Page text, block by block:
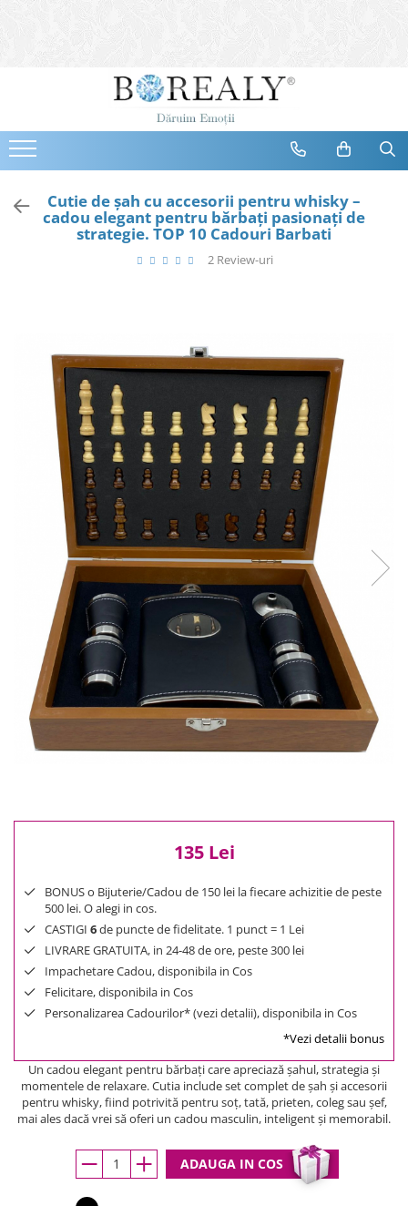
Bijuterii
Cercei
Bratari
Coliere
Seturi
Bijuterii Mirese
Selectii
Reduceri
Cele mai noi
Cele mai vandute
Cele mai votate
Cu video
0 Lei - 100 Lei
100 Lei - 200 Lei
200 Lei - 300 Lei
300 Lei - 500 Lei
500 Lei - 1000 Lei
1000 Lei +
Cutie de șah cu accesorii pentru whisky –
cadou elegant pentru bărbați pasionați de
strategie. TOP 10 Cadouri Barbati
2 Review-uri
135 Lei
BONUS o Bijuterie/Cadou de 150 lei la fiecare achizitie de peste
500 lei. O alegi in cos.
CASTIGI 6de puncte de fidelitate. 1 punct = 1 Lei
LIVRARE GRATUITA, in 24-48 de ore, peste 300 lei
Impachetare Cadou, disponibila in Cos
Felicitare, disponibila in Cos
Personalizarea Cadourilor* (vezi detalii), disponibila in Cos
*Vezi detalii bonus
Un cadou elegant pentru bărbați care apreciază șahul, strategia și
momentele de relaxare. Cutia include set complet de șah și accesorii
pentru whisky, fiind potrivită pentru soț, tată, prieten, coleg sau șef,
mai ales dacă vrei să oferi un cadou masculin, inteligent și memorabil.
ADAUGA IN COS